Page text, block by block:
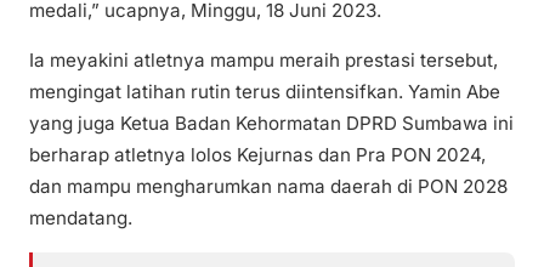
medali,” ucapnya, Minggu, 18 Juni 2023.
Ia meyakini atletnya mampu meraih prestasi tersebut,
mengingat latihan rutin terus diintensifkan. Yamin Abe
yang juga Ketua Badan Kehormatan DPRD Sumbawa ini
berharap atletnya lolos Kejurnas dan Pra PON 2024,
dan mampu mengharumkan nama daerah di PON 2028
mendatang.